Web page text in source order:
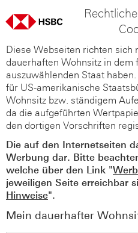
Diese Webseiten richten sich
dauerhaften Wohnsitz in dem
auszuwählenden Staat
für US-amerikanische
Wohnsitz bzw. ständigem
da die aufgeführten
den dortigen Vorschriften
Die auf den Internetseiten
Werbung dar. Bitte
welche über den Link "
jeweiligen Seite erreichbar
Hinweise".
Mein dauerhafter